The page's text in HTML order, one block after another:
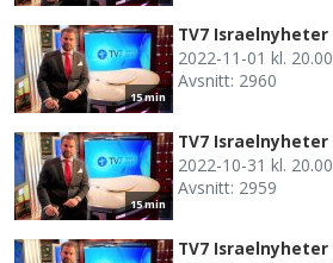
15 min
TV7 Israelnyheter
2022-11-01 kl. 20.00
Avsnitt: 2960
15 min
TV7 Israelnyheter
2022-10-31 kl. 20.00
Avsnitt: 2959
TV7 Israelnyheter